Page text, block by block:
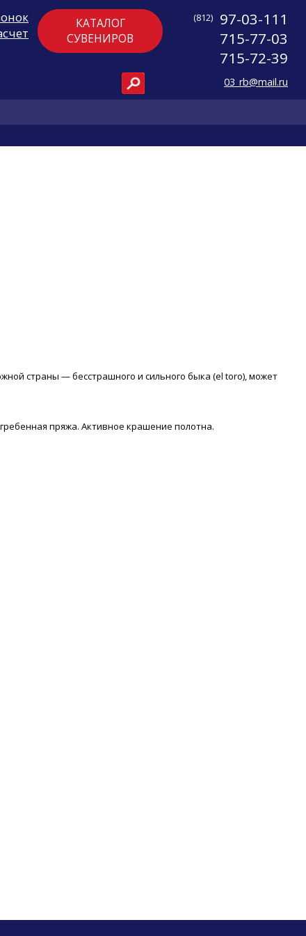
(812)
97-03-111
715-77-03
715-72-39
03_rb@mail.ru
КАТАЛОГ
СУВЕНИРОВ
страны — бесстрашного и сильного быка (el toro), может
пряжа. Активное крашение полотна.